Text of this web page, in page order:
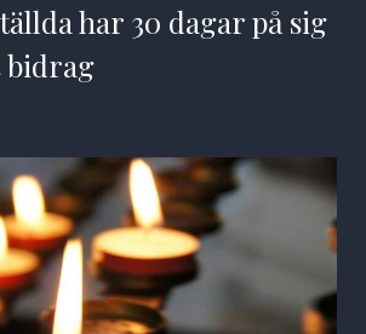
har 30 dagar på sig
bidrag